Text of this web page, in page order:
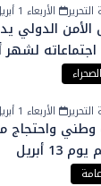
الأربعاء 1 أبريل 2026 - 18:58
الدولي
لشهر
الأربعاء 1 أبريل 2026 - 18:49
وطني واحتجاج
13 أبريل